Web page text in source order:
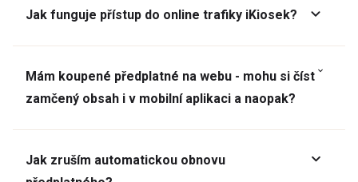
Jak funguje přístup do online trafiky iKiosek?
Mám koupené předplatné na webu - mohu si číst
zamčený obsah i v mobilní aplikaci a naopak?
Jak zruším automatickou obnovu